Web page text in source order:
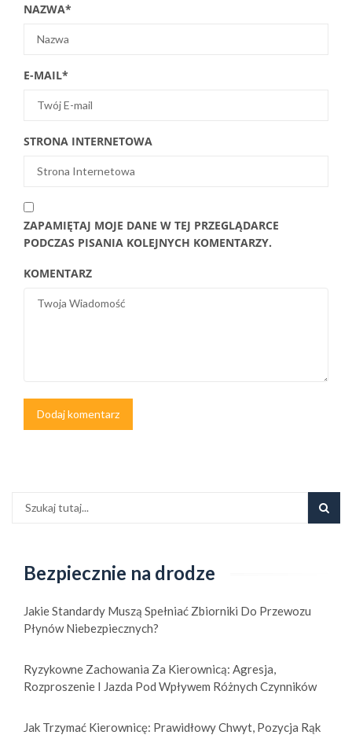
NAZWA*
E-MAIL*
STRONA INTERNETOWA
ZAPAMIĘTAJ MOJE DANE W TEJ PRZEGLĄDARCE
PODCZAS PISANIA KOLEJNYCH KOMENTARZY.
KOMENTARZ
Bezpiecznie na drodze
Jakie Standardy Muszą Spełniać Zbiorniki Do Przewozu
Płynów Niebezpiecznych?
Ryzykowne Zachowania Za Kierownicą: Agresja,
Rozproszenie I Jazda Pod Wpływem Różnych Czynników
Jak Trzymać Kierownicę: Prawidłowy Chwyt, Pozycja Rąk